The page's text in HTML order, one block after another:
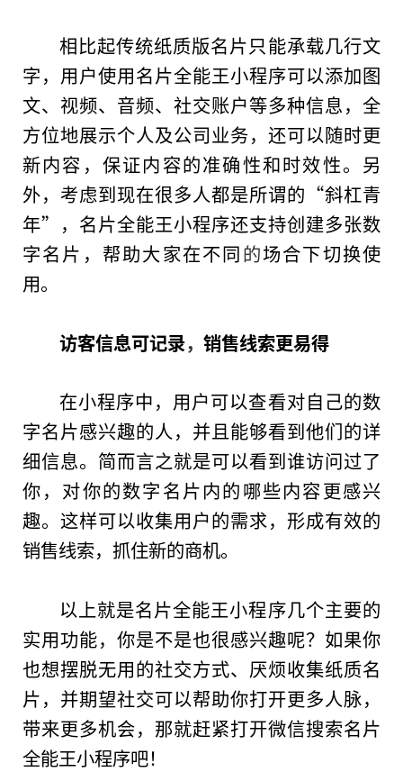
相比起传统纸质版名片只能承载几行文
字，用户使用名片全能王小程序可以添加图
文、视频、音频、社交账户等多种信息，全
方位地展示个人及公司业务，还可以随时更
新内容，保证内容的准确性和时效性。另
外，考虑到现在很多人都是所谓的“斜杠青
年”，名片全能王小程序还支持创建多张数
字名片，帮助大家在不同的场合下切换使
用。
访客信息可记录， 销售线索更易得
在小程序中，用户可以查看对自己的数
字名片感兴趣的人，并且能够看到他们的详
细信息。简而言之就是可以看到谁访问过了
你，对你的数字名片内的哪些内容更感兴
趣。这样可以收集用户的需求，形成有效的
销售线索，抓住新的商机。
以上就是名片全能王小程序几个主要的
实用功能，你是不是也很感兴趣呢？如果你
也想摆脱无用的社交方式、厌烦收集纸质名
片，并期望社交可以帮助你打开更多人脉，
带来更多机会，那就赶紧打开微信搜索名片
全能王小程序吧！